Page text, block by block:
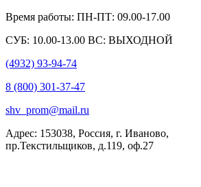
Время работы: ПН-ПТ: 09.00-17.00
СУБ: 10.00-13.00 ВС: ВЫХОДНОЙ
(4932) 93-94-74
8 (800) 301-37-47
shv_prom@mail.ru
Адрес: 153038, Россия, г. Иваново,
пр.Текстильщиков, д.119, оф.27